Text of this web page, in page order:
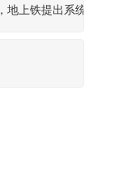
地上铁提出系统性的